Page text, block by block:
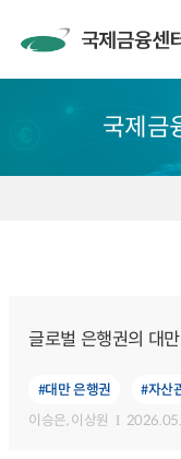
국제금
글로벌 은행권의 대
#대만 은행권
#자산
이승은, 이상원